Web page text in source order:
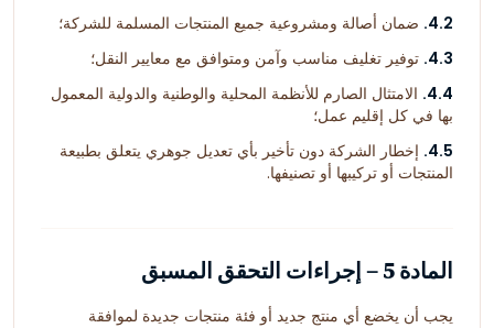
4.2. ضمان أصالة ومشروعية جميع المنتجات المسلمة للشركة؛
4.3. توفير تغليف مناسب وآمن ومتوافق مع معايير النقل؛
4.4. الامتثال الصارم للأنظمة المحلية والوطنية والدولية المعمول
بها في كل إقليم عمل؛
4.5. إخطار الشركة دون تأخير بأي تعديل جوهري يتعلق بطبيعة
المنتجات أو تركيبها أو تصنيفها.
المادة 5 – إجراءات التحقق المسبق
يجب أن يخضع أي منتج جديد أو فئة منتجات جديدة لموافقة